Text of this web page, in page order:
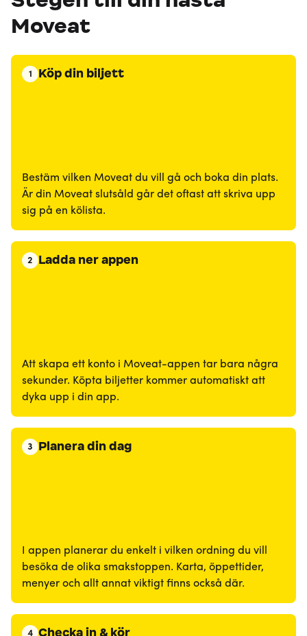
Moveat
1 Köp din biljett
Bestäm vilken Moveat du vill gå och boka din plats.
Är din Moveat slutsåld går det oftast att skriva upp
sig på en kölista.
2 Ladda ner appen
Att skapa ett konto i Moveat-appen tar bara några
sekunder. Köpta biljetter kommer automatiskt att
dyka upp i din app.
3 Planera din dag
I appen planerar du enkelt i vilken ordning du vill
besöka de olika smakstoppen. Karta, öppettider,
menyer och allt annat viktigt finns också där.
4 Checka in & kör